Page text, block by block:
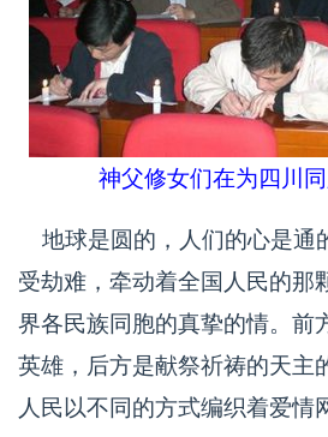
神父修女们在为四川
地球是圆的，人们的心是通
受劫难，牵动着全国人民的那
界各民族同胞的真挚的情。前
英雄，后方是献祭祈祷的天主
人民以不同的方式编织着爱情